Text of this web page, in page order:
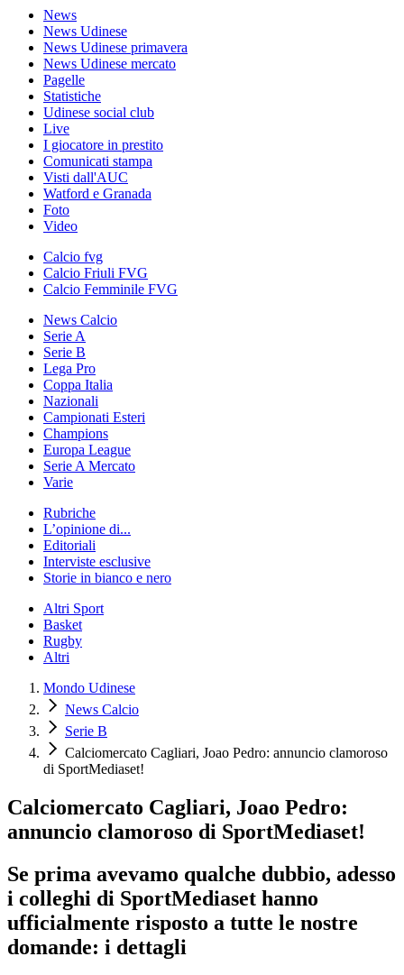
News
News Udinese
News Udinese primavera
News Udinese mercato
Pagelle
Statistiche
Udinese social club
Live
I giocatore in prestito
Comunicati stampa
Visti dall'AUC
Watford e Granada
Foto
Video
Calcio fvg
Calcio Friuli FVG
Calcio Femminile FVG
News Calcio
Serie A
Serie B
Lega Pro
Coppa Italia
Nazionali
Campionati Esteri
Champions
Europa League
Serie A Mercato
Varie
Rubriche
L’opinione di...
Editoriali
Interviste esclusive
Storie in bianco e nero
Altri Sport
Basket
Rugby
Altri
Mondo Udinese
News Calcio
Serie B
Calciomercato Cagliari, Joao Pedro: annuncio clamoroso
di SportMediaset!
Calciomercato Cagliari, Joao Pedro:
annuncio clamoroso di SportMediaset!
Se prima avevamo qualche dubbio, adesso
i colleghi di SportMediaset hanno
ufficialmente risposto a tutte le nostre
domande: i dettagli